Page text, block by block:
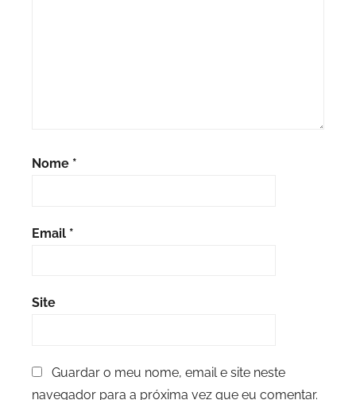
Nome *
Email *
Site
Guardar o meu nome, email e site neste
navegador para a próxima vez que eu comentar.